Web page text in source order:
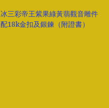
冰三彩帝王紫果綠黃翡觀音雕件
配18k金扣及銀鍊（附證書）